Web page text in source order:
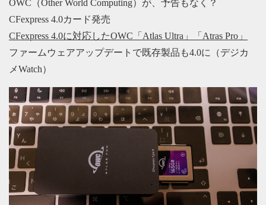
OWC（Other World Computing）が、予告もなく？
CFexpress 4.0カード発売
CFexpress 4.0に対応したOWC「Atlas Ultra」「Atras Pro」
ファームウェアアップデートで既存製品も4.0に（デジカ
メWatch）